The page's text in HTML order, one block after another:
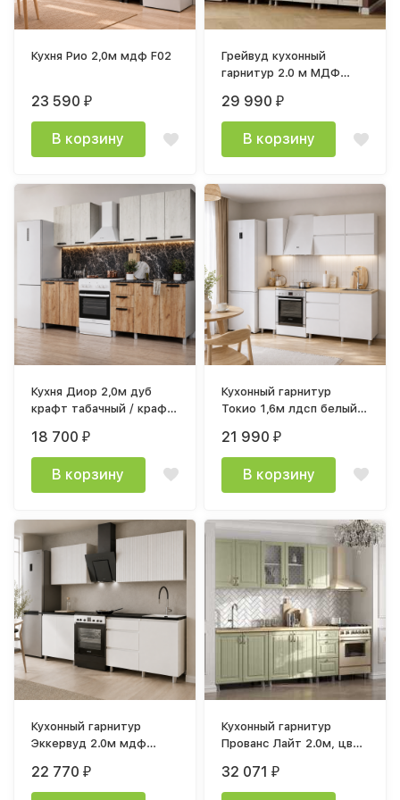
✔ по типу планировки
решение, которое можно установить сразу после
Кухня Рио 2,0м мдф F02
23 590₽
В корзину
Грейвуд кухонный
гарнитур 2.0 м МДФ
кремовый
29 990₽
В корзину
Кухня Диор 2,0м дуб
крафт табачный / крафт
входит в комплект)
18 700₽
В корзину
Кухонный гарнитур
Токио 1,6м лдсп белый
столешница тростник
21 990₽
В корзину
Кухонный гарнитур
Эккервуд 2.0м мдф
22 770₽
Кухонный гарнитур
Прованс Лайт 2.0м, цвет
МДФ фисташковый, дуб
сонома
32 071₽